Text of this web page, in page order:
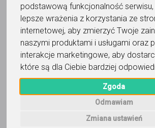
podstawową funkcjonalność serwisu,
lepsze wrażenia z korzystania ze
internetowej, aby zmierzyć Twoje
naszymi produktami i usługami oraz
interakcje marketingowe, aby
które są dla Ciebie bardziej
Zgoda
Odmawiam
Zmiana ustawień
Lidia Wilczyńska-
Wyślij wiadomość
Ostatnia aktywność: